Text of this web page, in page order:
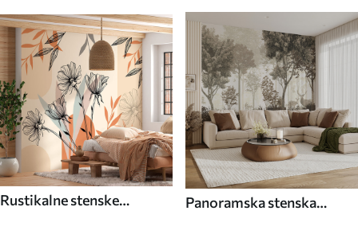
Rustikalne stenske
Panoramska stenska